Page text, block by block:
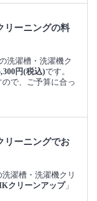
リーニングの料
洗濯槽・洗濯機ク
円(税込)です。
で、ご予算に合っ
リーニングでお
濯槽・洗濯機クリ
クリーンアップ」